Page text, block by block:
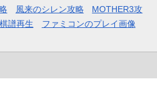
風来のシレン攻略
MOTHER3攻
譜再生
ファミコンのプレイ画像